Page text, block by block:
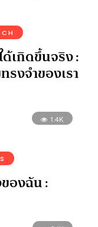
ด้เกิดขึ้นจริง :
งจำของเรา
1.4K
องฉัน :